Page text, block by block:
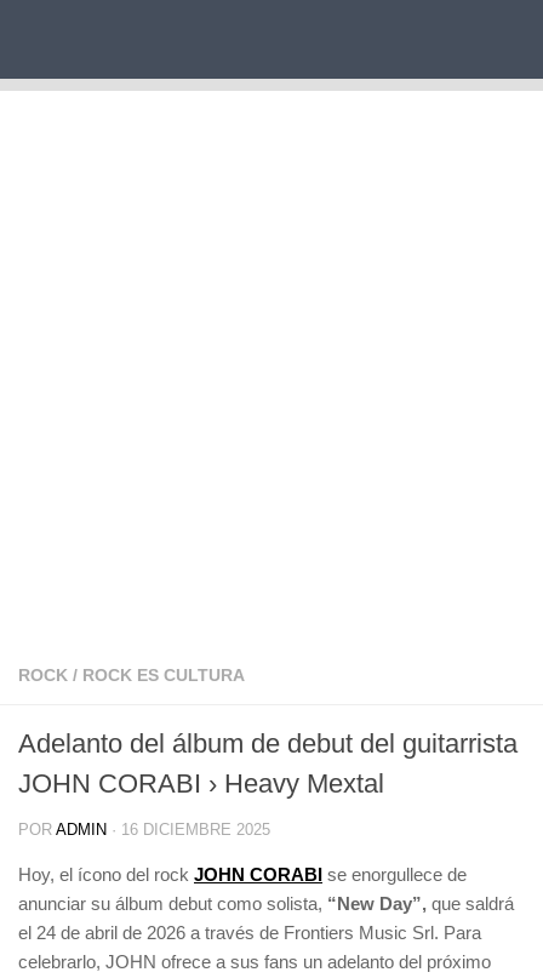
ROCK / ROCK ES CULTURA
Adelanto del álbum de debut del guitarrista
JOHN CORABI › Heavy Mextal
POR ADMIN · 16 DICIEMBRE 2025
Hoy, el ícono del rock JOHN CORABI se enorgullece de
anunciar su álbum debut como solista, “New Day”, que saldrá
el 24 de abril de 2026 a través de Frontiers Music Srl. Para
celebrarlo, JOHN ofrece a sus fans un adelanto del próximo